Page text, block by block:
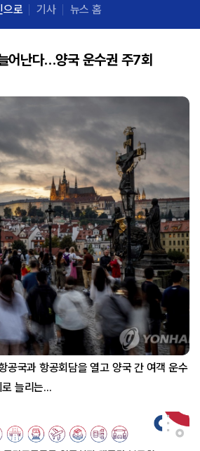
으로 기사 뉴스 홈
어난다…양국 운수권 주7회
공국과 항공회담을 열고 양국 간 여객 운수
늘리는...